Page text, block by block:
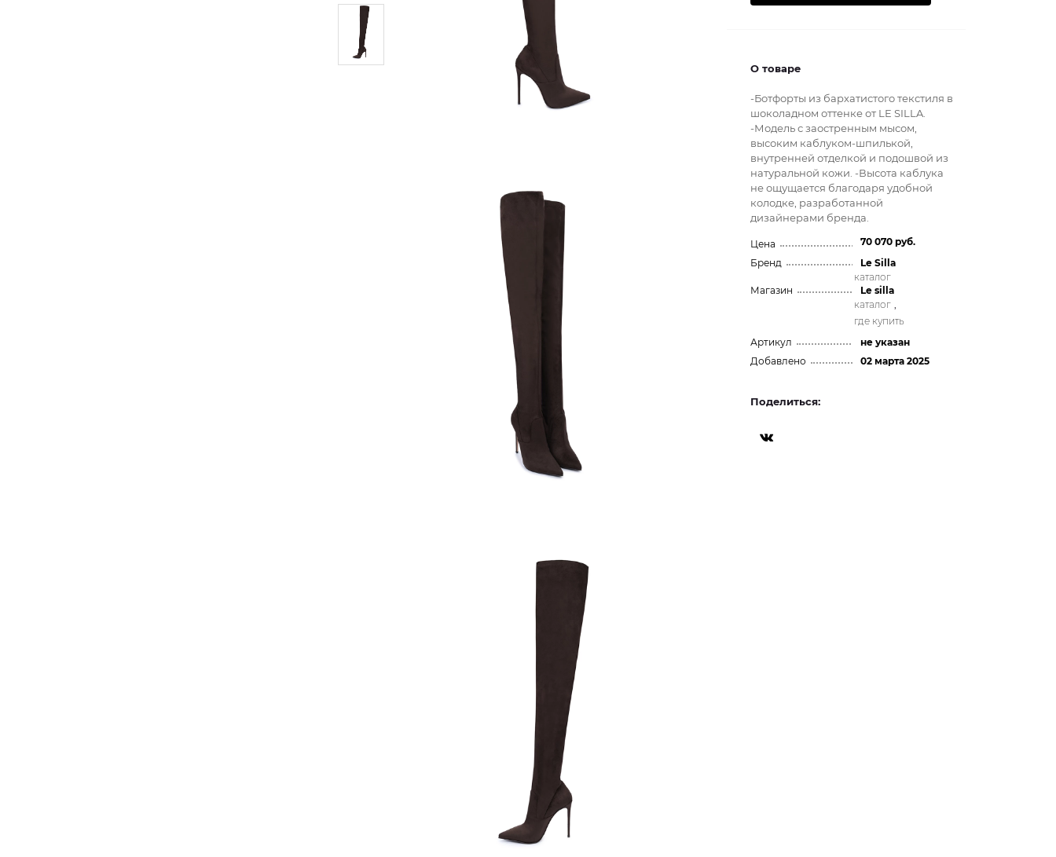
О товаре
-Ботфорты из бархатистого текстиля в
шоколадном оттенке от LE SILLA.
-Модель с заостренным мысом,
высоким каблуком-шпилькой,
внутренней отделкой и подошвой из
натуральной кожи. -Высота каблука
не ощущается благодаря удобной
колодке, разработанной
дизайнерами бренда.
Цена
70 070 руб.
Бренд
Le Silla
каталог
Магазин
Le silla
каталог ,
где купить
Артикул
не указан
Добавлено
02 марта 2025
Поделиться: